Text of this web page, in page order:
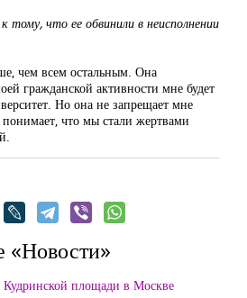
что ее обвинили в неисполнении
чем всем остальным. Она
гражданской активности мне будет
Но она не запрещает мне
что мы стали жертвами
«Новости»
Кудринской площади в Москве